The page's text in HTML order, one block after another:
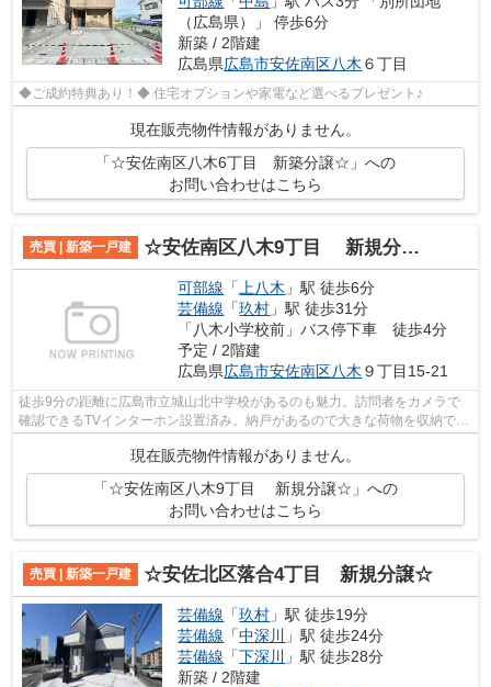
（広島県）」 停歩6分
新築 / 2階建
広島県広島市安佐南区八木 ６丁目
◆ご成約特典あり！◆ 住宅オプションや家電など選べるプレゼント♪
現在販売物件情報がありません。
「☆安佐南区八木6丁目 新築分譲☆」への
お問い合わせはこちら
売買 | 新築一戸建 ☆安佐南区八木9丁目 新規分譲☆
可部線 「 上八木 」駅 徒歩6分
芸備線 「玖村 」駅 徒歩31分
「八木小学校前」バス停下車 徒歩4分
予定 / 2階建
広島県広島市安佐南区八木 ９丁目15-21
徒歩9分の距離に広島市立城山北中学校があるのも魅力。訪問者をカメラで
確認できるTVインターホン設置済み。納戸があるので大きな荷物を収納でき
ます。帰りたくなるお住まいを当社で見...
現在販売物件情報がありません。
「☆安佐南区八木9丁目 新規分譲☆」への
お問い合わせはこちら
売買 | 新築一戸建 ☆安佐北区落合4丁目 新規分譲☆
芸備線 「玖村 」駅 徒歩19分
芸備線 「中深川
」駅 徒歩24分
芸備線 「下深川
」駅 徒歩28分
新築 / 2階建